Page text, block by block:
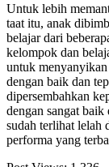
Untuk lebih
taat itu, anak
belajar dari
kelompok dan
untuk
dengan baik dan
dipersembahkan
dengan sangat
sudah terlihat lelah
performa yang